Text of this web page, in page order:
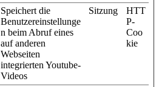
Speichert die
Benutzereinstellunge
n beim Abruf eines
auf anderen
Webseiten
integrierten Youtube-
Videos
Sitzung
HTT
P-
Coo
kie